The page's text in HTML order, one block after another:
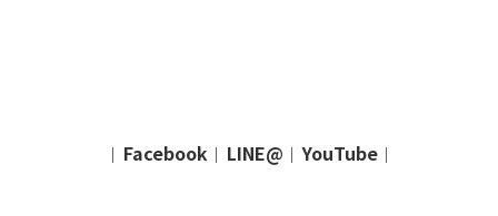
｜ Facebook ｜ LINE@ ｜ YouTube ｜